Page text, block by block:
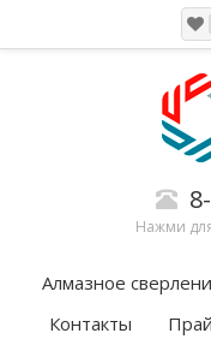
Нажми
Алмазное
Контакты